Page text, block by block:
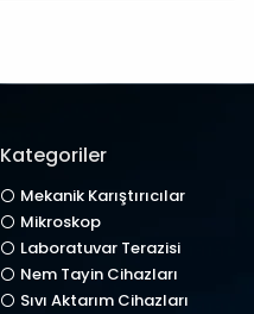
Kategoriler
Mekanik Karıştırıcılar
Mikroskop
Laboratuvar Terazisi
Nem Tayin Cihazları
Sıvı Aktarım Cihazları